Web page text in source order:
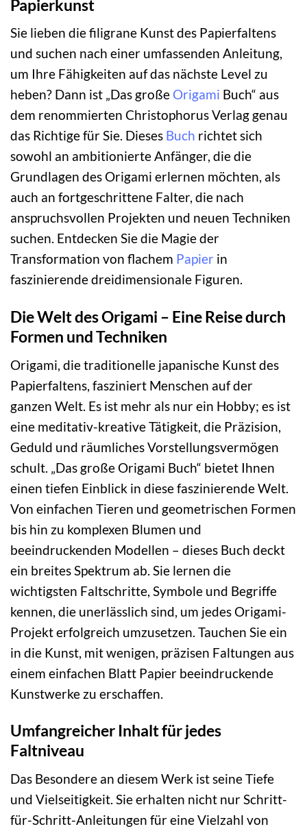
Papierkunst
Sie lieben die filigrane Kunst des Papierfaltens
und suchen nach einer umfassenden Anleitung,
um Ihre Fähigkeiten auf das nächste Level zu
heben? Dann ist „Das große Origami Buch“ aus
dem renommierten Christophorus Verlag genau
das Richtige für Sie. Dieses Buch richtet sich
sowohl an ambitionierte Anfänger, die die
Grundlagen des Origami erlernen möchten, als
auch an fortgeschrittene Falter, die nach
anspruchsvollen Projekten und neuen Techniken
suchen. Entdecken Sie die Magie der
Transformation von flachem Papier in
faszinierende dreidimensionale Figuren.
Die Welt des Origami – Eine Reise durch
Formen und Techniken
Origami, die traditionelle japanische Kunst des
Papierfaltens, fasziniert Menschen auf der
ganzen Welt. Es ist mehr als nur ein Hobby; es ist
eine meditativ-kreative Tätigkeit, die Präzision,
Geduld und räumliches Vorstellungsvermögen
schult. „Das große Origami Buch“ bietet Ihnen
einen tiefen Einblick in diese faszinierende Welt.
Von einfachen Tieren und geometrischen Formen
bis hin zu komplexen Blumen und
beeindruckenden Modellen – dieses Buch deckt
ein breites Spektrum ab. Sie lernen die
wichtigsten Faltschritte, Symbole und Begriffe
kennen, die unerlässlich sind, um jedes Origami-
Projekt erfolgreich umzusetzen. Tauchen Sie ein
in die Kunst, mit wenigen, präzisen Faltungen aus
einem einfachen Blatt Papier beeindruckende
Kunstwerke zu erschaffen.
Umfangreicher Inhalt für jedes
Faltniveau
Das Besondere an diesem Werk ist seine Tiefe
und Vielseitigkeit. Sie erhalten nicht nur Schritt-
für-Schritt-Anleitungen für eine Vielzahl von